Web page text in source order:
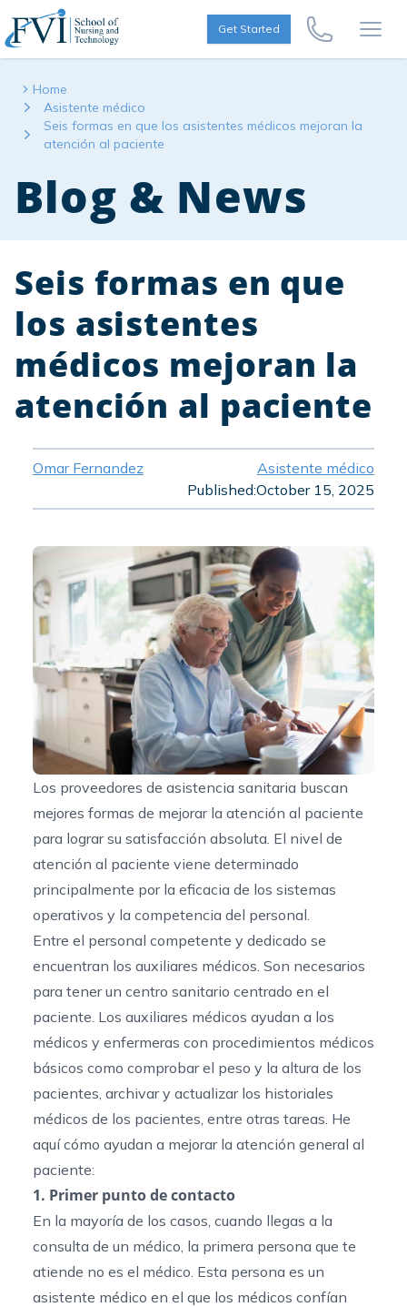
Skip to content
FVI School of Nursing
Get Started
Call Us Now
Home
Asistente médico
Seis formas en que los asistentes médicos mejoran la
atención al paciente
Blog & News
Seis formas en que
los asistentes
médicos mejoran la
atención al paciente
Omar Fernandez
Asistente médico
Published:October 15, 2025
Los proveedores de asistencia sanitaria buscan
mejores formas de mejorar la atención al paciente
para lograr su satisfacción absoluta. El nivel de
atención al paciente viene determinado
principalmente por la eficacia de los sistemas
operativos y la competencia del personal.
Entre el personal competente y dedicado se
encuentran los auxiliares médicos. Son necesarios
para tener un centro sanitario centrado en el
paciente. Los auxiliares médicos ayudan a los
médicos y enfermeras con procedimientos médicos
básicos como comprobar el peso y la altura de los
pacientes, archivar y actualizar los historiales
médicos de los pacientes, entre otras tareas. He
aquí cómo ayudan a mejorar la atención general al
paciente:
1. Primer punto de contacto
En la mayoría de los casos, cuando llegas a la
consulta de un médico, la primera persona que te
atiende no es el médico. Esta persona es un
asistente médico en el que los médicos confían